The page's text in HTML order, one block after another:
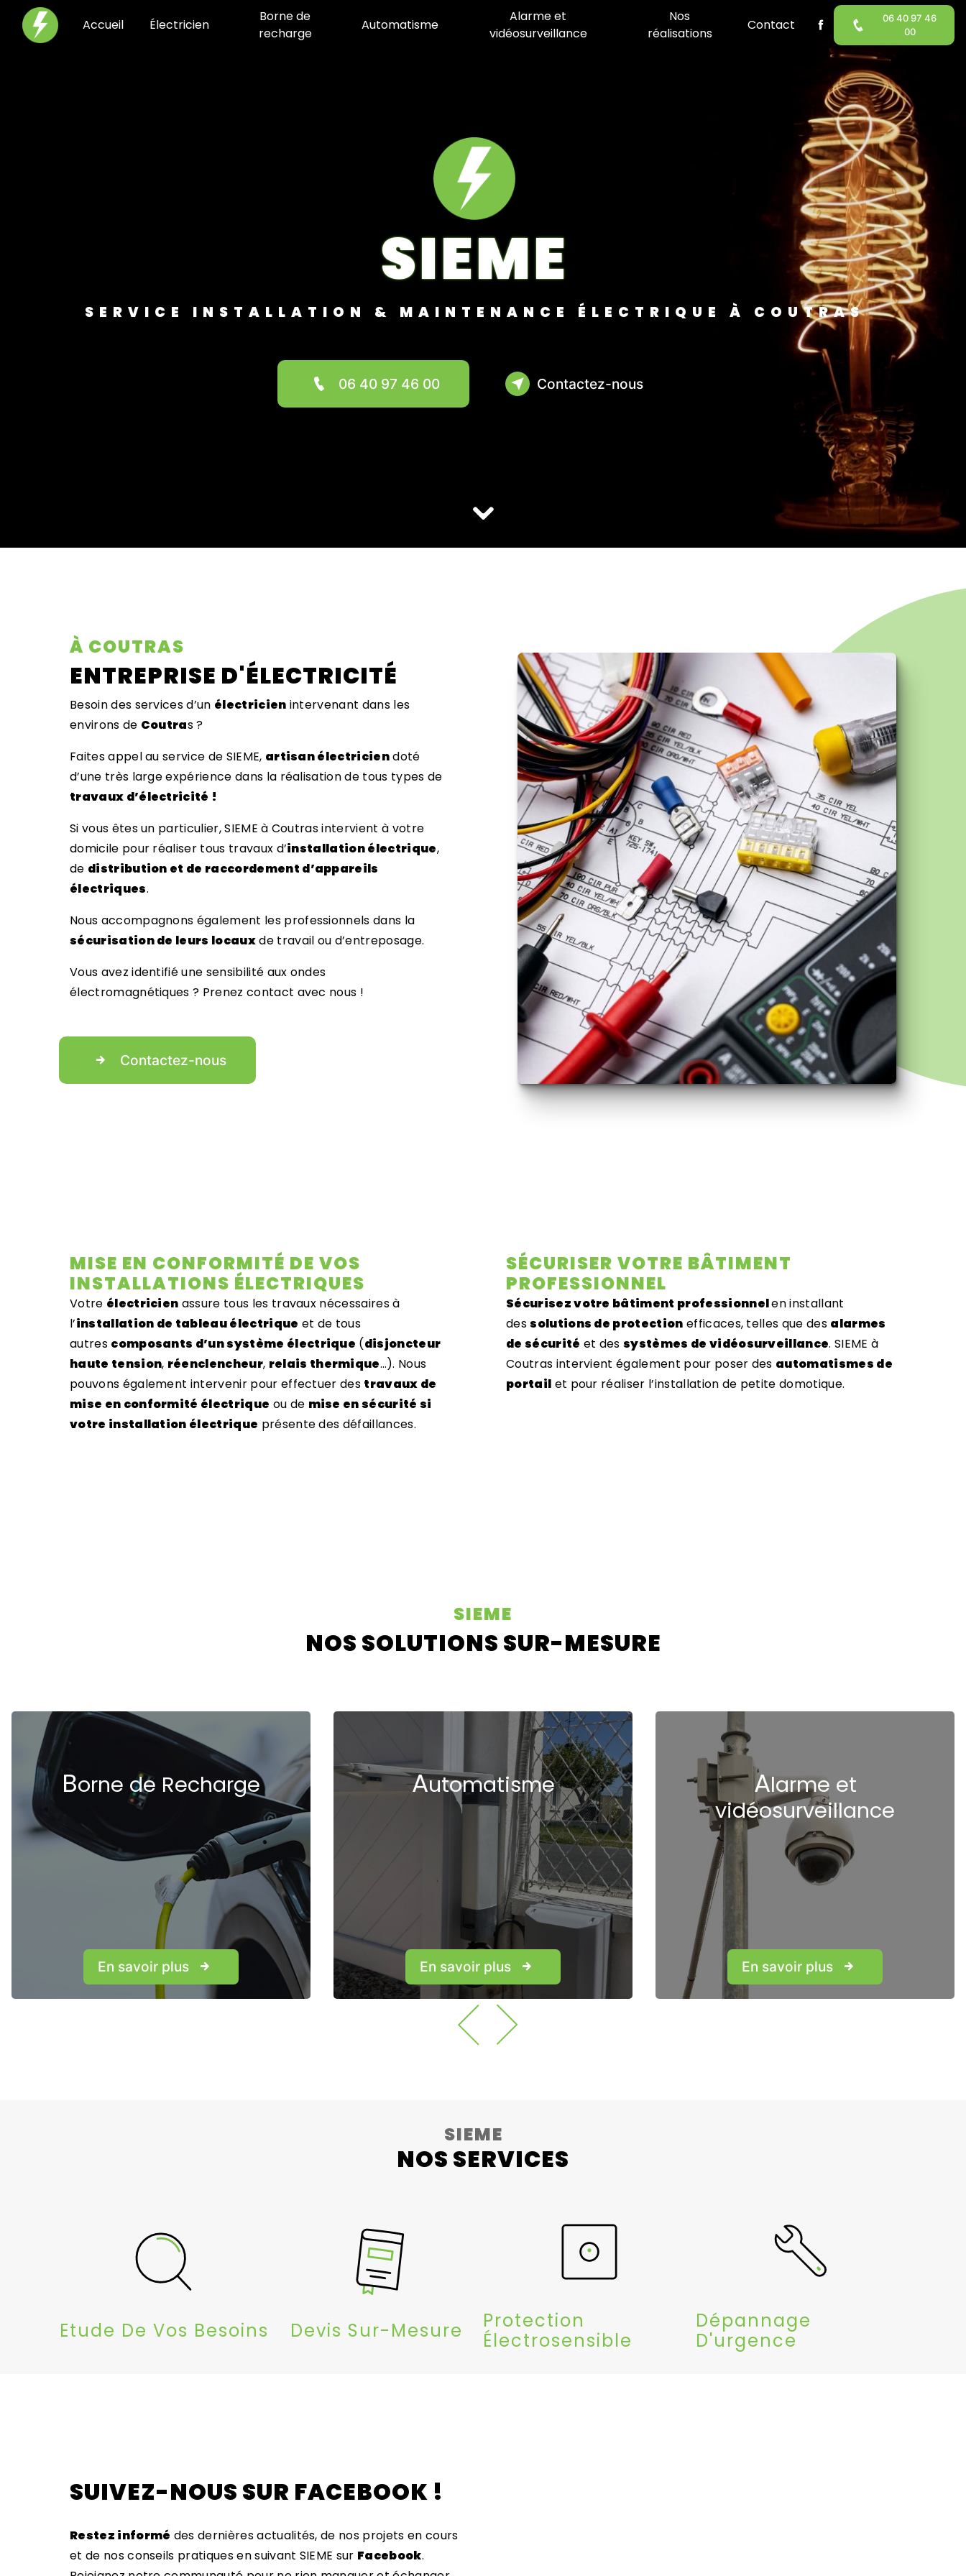
Accueil Électricien
Borne de
recharge
Automatisme
Alarme et
vidéosurveillance
Nos
réalisations
Contact
06 40 97 46
00
SIEME
SERVICE INSTALLATION & MAINTENANCE ÉLECTRIQUE À COUTRAS
06 40 97 46 00 Contactez-nous
À COUTRAS
ENTREPRISE D'ÉLECTRICITÉ
Besoin des services d’un électricien intervenant dans les
environs de Coutras ?
Faites appel au service de SIEME, artisan électriciendoté
d’une très large expérience dans la réalisation de tous types de
travaux d’électricité !
Si vous êtes un particulier, SIEME à Coutras intervient à votre
domicile pour réaliser tous travaux d’installation électrique,
de distribution et de raccordement d’appareils
électriques.
Nous accompagnons également les professionnels dans la
sécurisation de leurs locauxde travail ou d’entreposage.
Vous avez identifié une sensibilité aux ondes
électromagnétiques ? Prenez contact avec nous !
Contactez-nous
MISE EN CONFORMITÉ DE VOS
INSTALLATIONS ÉLECTRIQUES
Votre électricien assure tous les travaux nécessaires à
l’installation de tableau électrique et de tous
autres composants d’un système électrique (disjoncteur
haute tension, réenclencheur, relais thermique…). Nous
pouvons également intervenir pour effectuer des travaux de
mise en conformité électrique ou de mise en sécurité si
votre installation électrique présente des défaillances.
SÉCURISER VOTRE BÂTIMENT
PROFESSIONNEL
Sécurisez votre bâtiment professionnelen installant
dessolutions de protection efficaces, telles que des alarmes
de sécurité et dessystèmes de vidéosurveillance. SIEME à
Coutras intervient également pour poser des automatismes de
portail et pour réaliser l’installation de petite domotique.
SIEME
NOS SOLUTIONS SUR-MESURE
Borne de Recharge
En savoir plus
Automatisme
En savoir plus
Alarme et
vidéosurveillance
En savoir plus
SIEME
NOS SERVICES
Etude De Vos Besoins Devis Sur-Mesure
Protection
Électrosensible
Dépannage
D'urgence
SUIVEZ-NOUS SUR FACEBOOK !
Restez informé des dernières actualités, de nos projets en cours
et de nos conseils pratiques en suivant SIEME sur Facebook.
Panneau de gestion des cookies